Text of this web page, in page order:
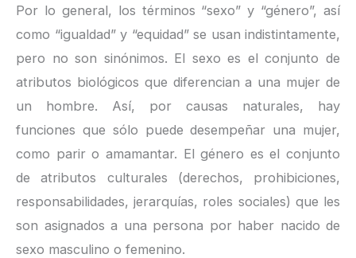
Por lo general, los términos “sexo” y “género”, así
como “igualdad” y “equidad” se usan indistintamente,
pero no son sinónimos. El sexo es el conjunto de
atributos biológicos que diferencian a una mujer de
un hombre. Así, por causas naturales, hay
funciones que sólo puede desempeñar una mujer,
como parir o amamantar. El género es el conjunto
de atributos culturales (derechos, prohibiciones,
responsabilidades, jerarquías, roles sociales) que les
son asignados a una persona por haber nacido de
sexo masculino o femenino.